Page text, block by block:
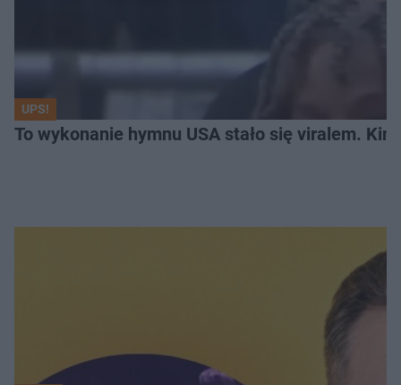
UPS!
To wykonanie hymnu USA stało się viralem.